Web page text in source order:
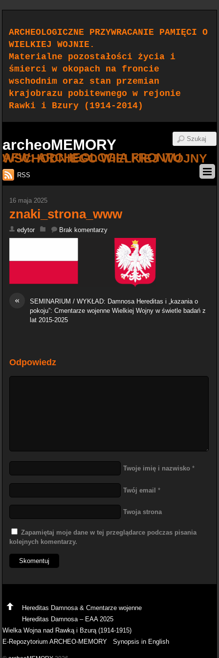
ARCHEOLOGICZNE PRZYWRACANIE PAMIĘCI O
WIELKIEJ WOJNIE.
Materialne pozostałości życia i
śmierci w okopach na froncie
wschodnim oraz stan przemian
krajobrazu pobitewnego w rejonie
Rawki i Bzury (1914-2014)
archeoMEMORY
AFW: ARCHEOLOGIA FRONTU WSCHODNIEGO WIELKIEJ WOJNY
RSS
16 maja 2025
znaki_strona_www
edytor Brak komentarzy
«
SEMINARIUM / WYKŁAD: Damnosa Hereditas i „kazania o
pokoju”: Cmentarze wojenne Wielkiej Wojny w świetle badań z
lat 2015-2025
Odpowiedz
Twoje imię i nazwisko *
Twój email *
Twoja strona
Zapamiętaj moje dane w tej przeglądarce podczas pisania
kolejnych komentarzy.
Hereditas Damnosa & Cmentarze wojenne
Hereditas Damnosa – EAA 2025
Wielka Wojna nad Rawką i Bzurą (1914-1915)
E-Repozytorium ARCHEO-MEMORY
Synopsis in English